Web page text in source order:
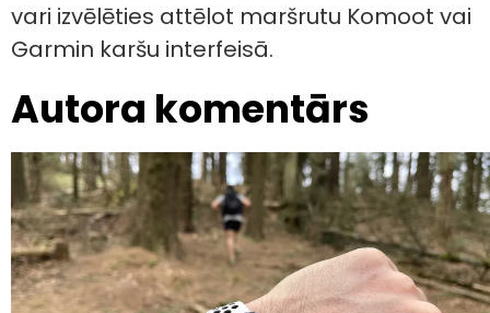
vari izvēlēties attēlot maršrutu Komoot vai
Garmin karšu interfeisā.
Autora komentārs